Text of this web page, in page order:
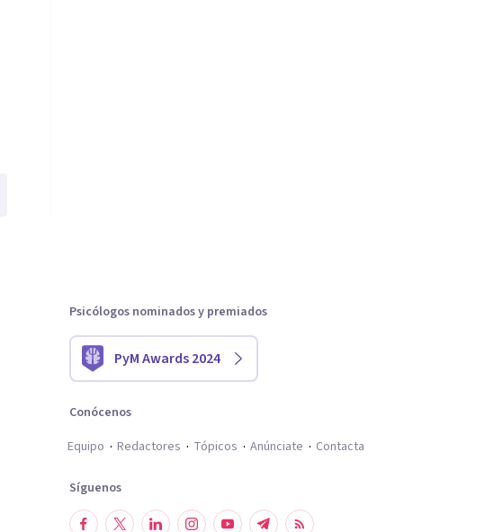
Psicólogos nominados y premiados
PyM Awards 2024
Conócenos
Equipo
Redactores Tópicos Anúnciate Contacta
Síguenos